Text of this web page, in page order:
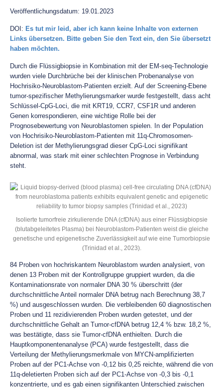
Veröffentlichungsdatum: 19.01.2023
DOI: Es tut mir leid, aber ich kann keine Inhalte von externen
Links übersetzen. Bitte geben Sie den Text ein, den Sie übersetzt
haben möchten.
Durch die Flüssigbiopsie in Kombination mit der EM-seq-Technologie
wurden viele Durchbrüche bei der klinischen Probenanalyse von
Hochrisiko-Neuroblastom-Patienten erzielt. Auf der Screening-Ebene
tumor-spezifischer Methylierungsmarker wurde festgestellt, dass acht
Schlüssel-CpG-Loci, die mit KRT19, CCR7, CSF1R und anderen
Genen korrespondieren, eine wichtige Rolle bei der
Prognosebewertung von Neuroblastomen spielen. In der Population
von Hochrisiko-Neuroblastom-Patienten mit 11q-Chromosomen-
Deletion ist der Methylierungsgrad dieser CpG-Loci signifikant
abnormal, was stark mit einer schlechten Prognose in Verbindung
steht.
Isolierte tumorfreie zirkulierende DNA (cfDNA) aus einer Flüssigbiopsie
(blutabgeleitetes Plasma) bei Neuroblastom-Patienten weist die gleiche
genetische und epigenetische Zuverlässigkeit auf wie eine Tumorbiopsie
(Trinidad et al., 2023).
84 Proben von hochriskantem Neuroblastom wurden analysiert, von
denen 13 Proben mit der Kontrollgruppe gruppiert wurden, da die
Kontaminationsrate von normaler DNA 30 % überschritt (der
durchschnittliche Anteil normaler DNA betrug nach Berechnung 38,7
%) und ausgeschlossen wurden. Die verbleibenden 60 diagnostischen
Proben und 11 rezidivierenden Proben wurden getestet, und der
durchschnittliche Gehalt an Tumor-cfDNA betrug 12,4 % bzw. 18,2 %,
was bestätigte, dass sie Tumor-cfDNA enthielten. Durch die
Hauptkomponentenanalyse (PCA) wurde festgestellt, dass die
Verteilung der Methylierungsmerkmale von MYCN-amplifizierten
Proben auf der PC1-Achse von -0,12 bis 0,25 reichte, während die von
11q-deletierten Proben sich auf der PC1-Achse von -0,3 bis -0,1
konzentrierte, und es gab einen signifikanten Unterschied zwischen